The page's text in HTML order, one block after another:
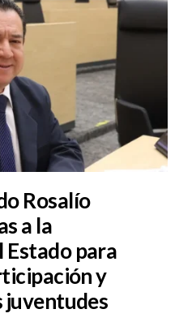
Rosalío
a la
para
y
juventudes